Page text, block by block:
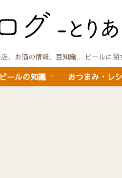
お酒の情報、豆知識… ビールに関
ビールの知識 おつまみ・レ